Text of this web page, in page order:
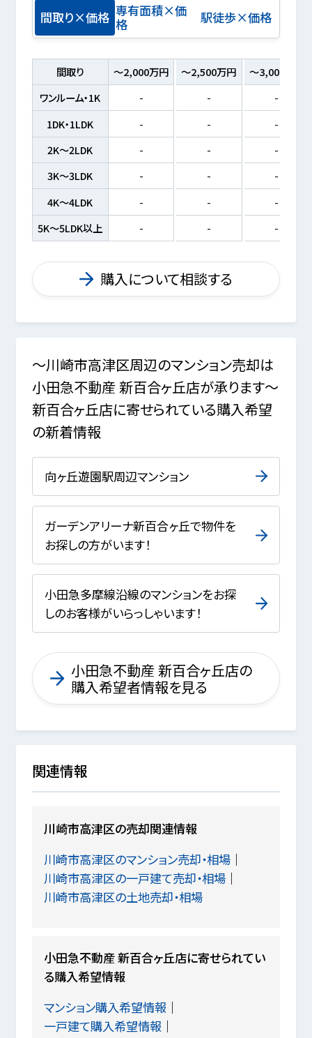
間取り×価格 専有面積×価
格
駅徒歩×価格
間取り
ワンルーム・1K
1DK・1LDK
2K～2LDK
3K～3LDK
4K～4LDK
5K～5LDK以上
～2,000万円
-
-
-
-
-
-
～2,500万円
-
-
-
-
-
-
～3,000万円
-
-
-
-
-
-
購入について相談する
～川崎市高津区周辺のマンション売却は
小田急不動産 新百合ヶ丘店が承ります～
新百合ヶ丘店に寄せられている購入希望
の新着情報
向ヶ丘遊園駅周辺マンション
ガーデンアリーナ新百合ヶ丘で物件を
お探しの方がいます！
小田急多摩線沿線のマンションをお探
しのお客様がいらっしゃいます！
小田急不動産 新百合ヶ丘店の
購入希望者情報を見る
関連情報
川崎市高津区の売却関連情報
川崎市高津区のマンション売却・相場
川崎市高津区の一戸建て売却・相場
川崎市高津区の土地売却・相場
小田急不動産 新百合ヶ丘店に寄せられてい
る購入希望情報
マンション購入希望情報
一戸建て購入希望情報